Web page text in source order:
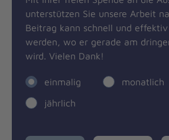
unterstützen Sie unsere Arbeit
Beitrag kann schnell und
werden, wo er gerade am
wird. Vielen Dank!
einmalig
monatlich
jährlich